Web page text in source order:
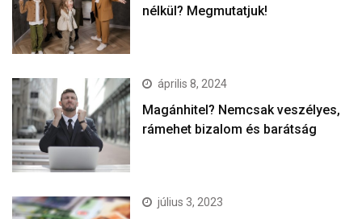
nélkül? Megmutatjuk!
április 8, 2024
Magánhitel? Nemcsak veszélyes,
rámehet bizalom és barátság
július 3, 2023